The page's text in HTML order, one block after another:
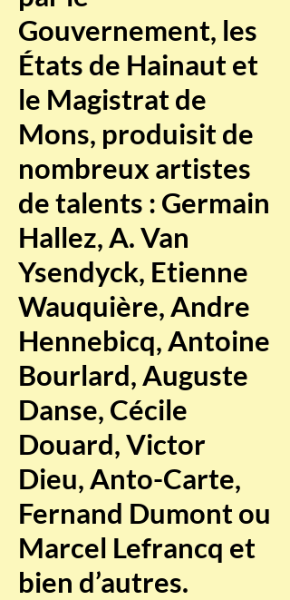
Gouvernement, les
États de Hainaut et
le Magistrat de
Mons, produisit de
nombreux artistes
de talents : Germain
Hallez, A. Van
Ysendyck, Etienne
Wauquière, Andre
Hennebicq, Antoine
Bourlard, Auguste
Danse, Cécile
Douard, Victor
Dieu, Anto-Carte,
Fernand Dumont ou
Marcel Lefrancq et
bien d’autres.